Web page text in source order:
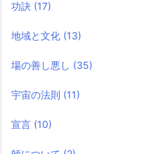
功訣 (17)
地域と文化 (13)
場の善し悪し (35)
宇宙の法則 (11)
宣言 (10)